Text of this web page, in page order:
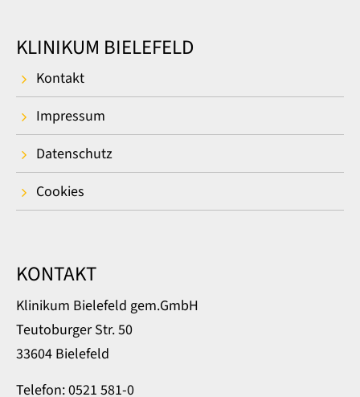
KLINIKUM BIELEFELD
Kontakt
Impressum
Datenschutz
Cookies
KONTAKT
Klinikum Bielefeld gem.GmbH
Teutoburger Str. 50
33604 Bielefeld
Telefon: 0521 581-0